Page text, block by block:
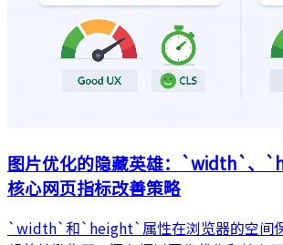
图片优化的隐藏英雄：`width`、
核心网页指标改善策略
`width`和`height`属性在浏览器的空间